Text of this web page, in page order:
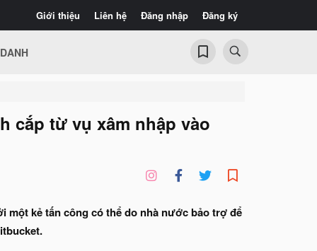
Giới thiệu Liên hệ Đăng nhập Đăng ký
cắp từ vụ xâm nhập vào
một kẻ tấn công có thể do nhà nước bảo trợ để